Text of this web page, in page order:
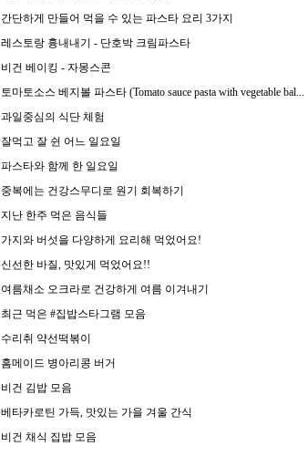
간단하게 만들어 먹을 수 있는 파스타 요리 3가지
레스토랑 흉내내기 - 단호박 크림파스타
비건 베이킹 - 자몽스콘
토마토소스 베지볼 파스타 (Tomato sauce pasta with vegetable bal...
과일중심의 식단 체험
잘먹고 잘 쉰 어느 일요일
파스타와 함께 한 일요일
중복에는 건강스무디로 원기 회복하기
지난 한주 먹은 음식들
가지와 버섯을 다양하게 요리해 먹었어요!
신선한 바질, 맛있게 먹었어요!!
여름채소 오크라로 건강하게 여름 이겨내기
최근 먹은 #집밥스타그램 모음
수리취 약선떡볶이
홈메이드 병아리콩 버거
비건 김밥 모음
베타카로틴 가득, 맛있는 가을 겨울 간식
비건 채식 집밥 모음